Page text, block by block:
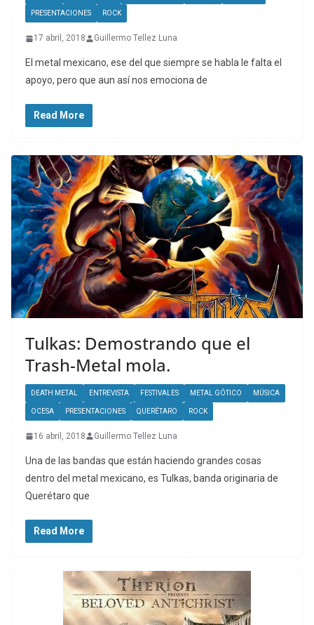
PRESENTACIONES ROCK
17 abril, 2018 Guillermo Tellez Luna
El metal mexicano, ese del que siempre se habla le falta el
apoyo, pero que aun así nos emociona de
Read More
Tulkas: Demostrando que el
Trash-Metal mola.
DEATH METAL ENTREVISTA FESTIVALES METAL GÓTICO MÚSICA
OCESA PRESENTACIONES QUERÉTARO ROCK
16 abril, 2018 Guillermo Tellez Luna
Una de las bandas que están haciendo grandes cosas
dentro del metal mexicano, es Tulkas, banda originaria de
Querétaro que
Read More